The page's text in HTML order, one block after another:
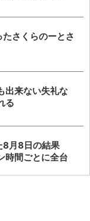
さくらのーとさ
出来ない失礼な
る
8月8日の結果
時間ごとに全台